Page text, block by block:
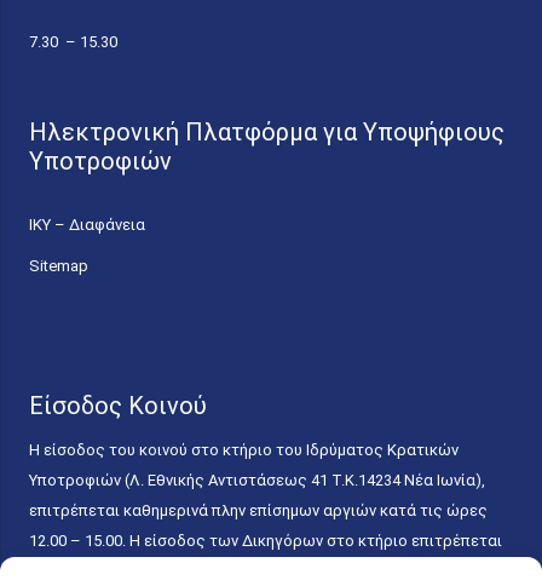
7.30 – 15.30
Ηλεκτρονική Πλατφόρμα για Υποψήφιους
Υποτροφιών
ΙΚΥ – Διαφάνεια
Sitemap
Είσοδος Κοινού
Η είσοδος του κοινού στο κτήριο του Ιδρύματος Κρατικών
Υποτροφιών (Λ. Εθνικής Αντιστάσεως 41 T.K.14234 Νέα Ιωνία),
επιτρέπεται καθημερινά πλην επίσημων αργιών κατά τις ώρες
12.00 – 15.00. Η είσοδος των Δικηγόρων στο κτήριο επιτρέπεται